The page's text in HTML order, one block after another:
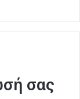
σας